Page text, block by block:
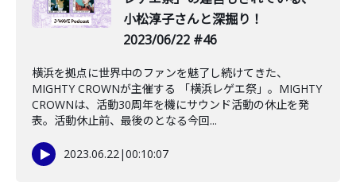
小松淳子さんと深掘り！
2023/06/22 #46
横浜を拠点に世界中のファンを魅了し続けてきた、
MIGHTY CROWNが主催する 「横浜レゲエ祭」。MIGHTY
CROWNは、活動30周年を機にサウンド活動の休止を発
表。活動休止前、最後のとなる今回...
2023.06.22|00:10:07